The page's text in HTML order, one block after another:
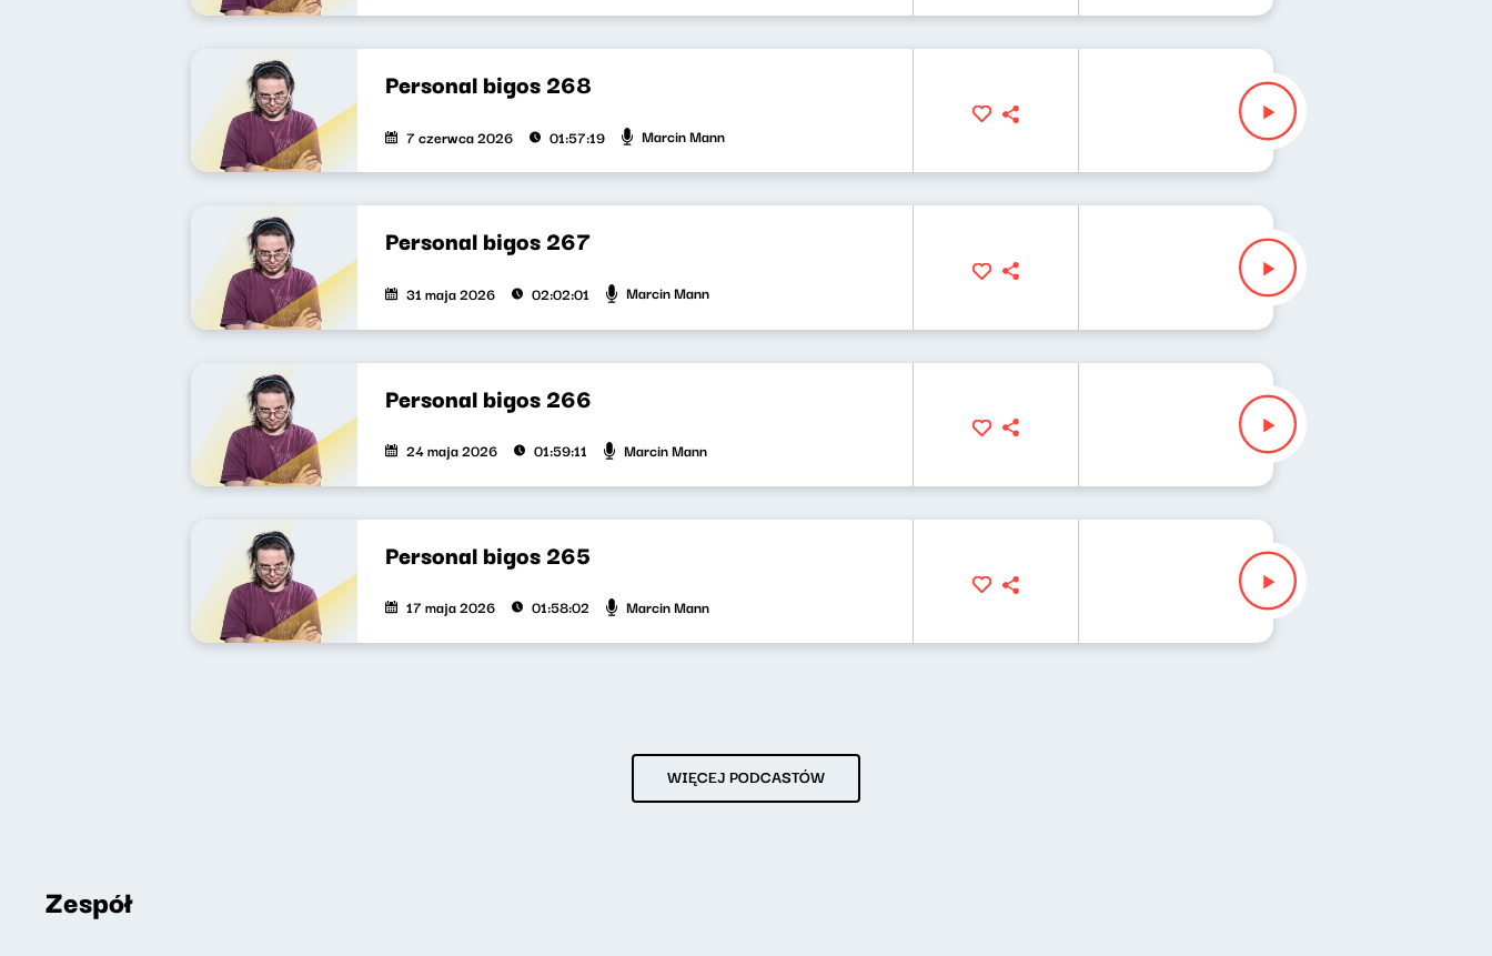
Personal bigos 268
7 czerwca 2026 01:57:19 Marcin Mann
Personal bigos 267
31 maja 2026 02:02:01 Marcin Mann
Personal bigos 266
24 maja 2026 01:59:11 Marcin Mann
Personal bigos 265
17 maja 2026 01:58:02 Marcin Mann
WIĘCEJ PODCASTÓW
Zespół